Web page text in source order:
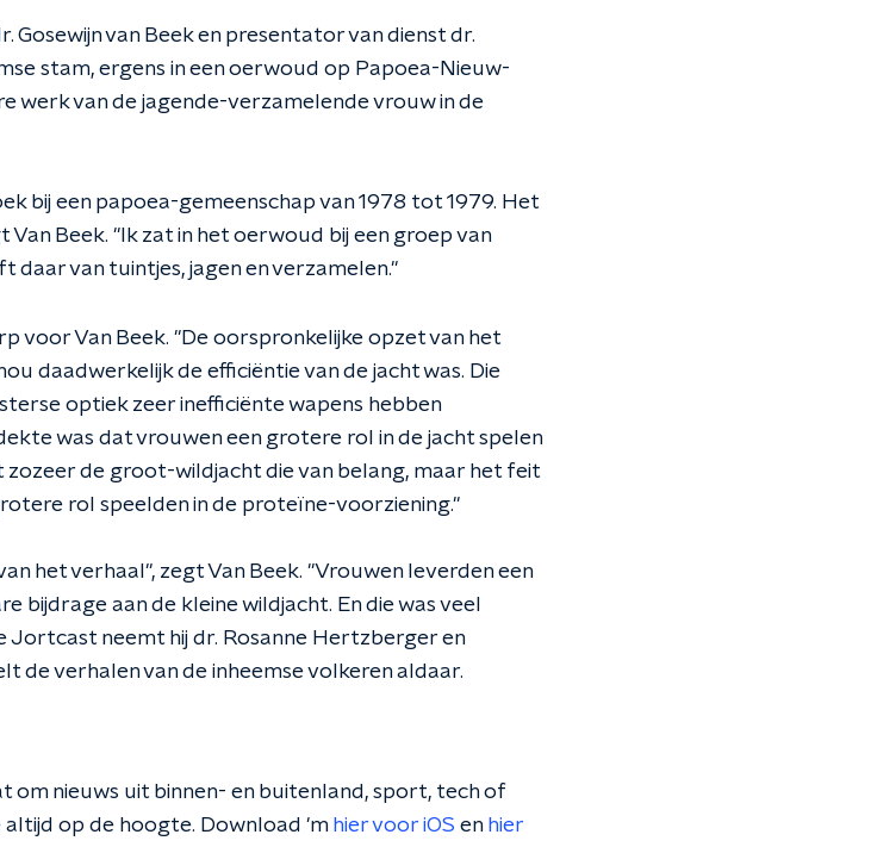
van Beek en presentator van dienst dr.
stam, ergens in een oerwoud op Papoea-Nieuw-
werk van de jagende-verzamelende vrouw in de
bij een papoea-gemeenschap van 1978 tot 1979. Het
Beek. "Ik zat in het oerwoud bij een groep van
daar van tuintjes, jagen en verzamelen."
voor Van Beek. "De oorspronkelijke opzet van het
daadwerkelijk de efficiëntie van de jacht was. Die
optiek zeer inefficiënte wapens hebben
was dat vrouwen een grotere rol in de jacht spelen
zozeer de groot-wildjacht die van belang, maar het feit
rol speelden in de proteïne-voorziening."
het verhaal", zegt Van Beek. "Vrouwen leverden een
bijdrage aan de kleine wildjacht. En die was veel
Jortcast neemt hij dr. Rosanne Hertzberger en
de verhalen van de inheemse volkeren aldaar.
om nieuws uit binnen- en buitenland, sport, tech of
altijd op de hoogte. Download 'm hier voor iOS en hier